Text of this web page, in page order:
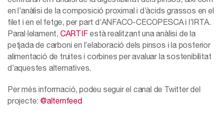
en l’anàlisi de la composició proximal i d’àcids grassos en el
filet i en el fetge, per part d’ANFACO-CECOPESCA i l’IRTA.
Paral·lelament, CARTIFestà realitzant una anàlisi de la
petjada de carboni en l’elaboració dels pinsos i la posterior
alimentació de truites i corbines per avaluar la sostenibilitat
d’aquestes alternatives.
Per més informació, podeu seguir el canal de Twitter del
projecte: @alternfeed